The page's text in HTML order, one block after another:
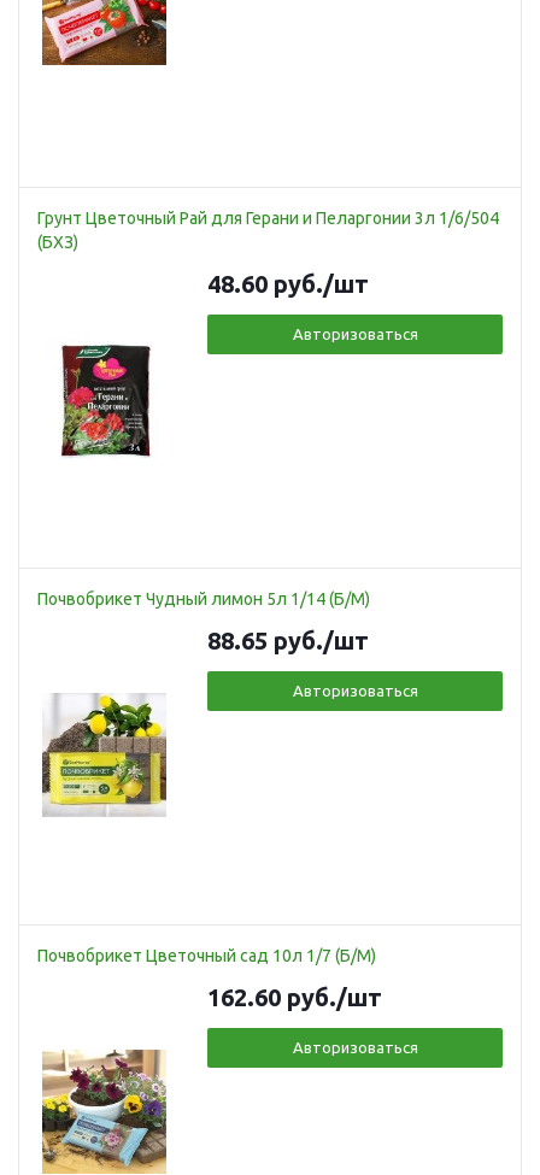
Грунт Цветочный Рай для Герани и Пеларгонии 3л 1/6/504
(БХЗ)
48.60 руб./шт
Авторизоваться
Почвобрикет Чудный лимон 5л 1/14 (Б/М)
88.65 руб./шт
Авторизоваться
Почвобрикет Цветочный сад 10л 1/7 (Б/М)
162.60 руб./шт
Авторизоваться